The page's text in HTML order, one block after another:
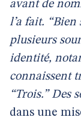
avant de
l’a fait. “Bien
plusieurs
identité,
connaissent
“Trois.” Des
dans une